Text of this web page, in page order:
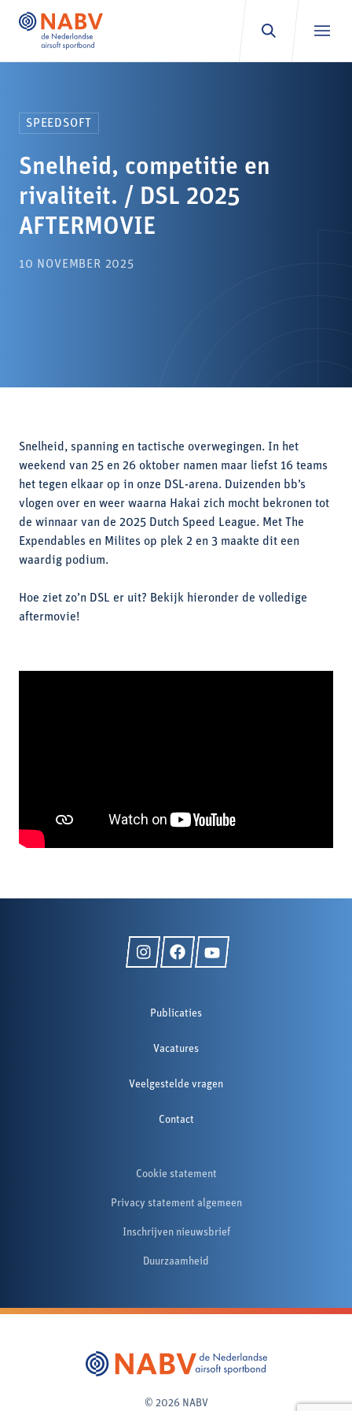
SPEEDSOFT
Snelheid, competitie en
rivaliteit. / DSL 2025
AFTERMOVIE
10 NOVEMBER 2025
Snelheid, spanning en tactische overwegingen. In het
weekend van 25 en 26 oktober namen maar liefst 16 teams
het tegen elkaar op in onze DSL-arena. Duizenden bb’s
vlogen over en weer waarna Hakai zich mocht bekronen tot
de winnaar van de 2025 Dutch Speed League. Met The
Expendables en Milites op plek 2 en 3 maakte dit een
waardig podium.
Hoe ziet zo’n DSL er uit? Bekijk hieronder de volledige
aftermovie!
Publicaties
Vacatures
Veelgestelde vragen
Contact
Cookie statement
Privacy statement algemeen
Inschrijven nieuwsbrief
Duurzaamheid
© 2026 NABV